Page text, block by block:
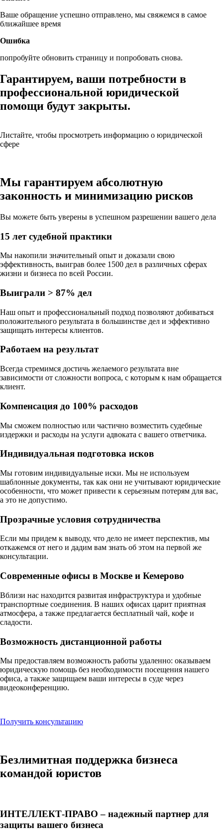
Ваше обращение успешно отправлено, мы свяжемся в самое
ближайшее время
Ошибка
попробуйте обновить страницу и попробовать снова.
Гарантируем, ваши потребности в
профессиональной юридической
помощи будут закрыты.
Листайте, чтобы просмотреть информацию о юридической
сфере
Мы гарантируем абсолютную
законность и минимизацию рисков
Вы можете быть уверены в успешном разрешении вашего дела
15 лет судебной практики
Мы накопили значительный опыт и доказали свою
эффективность, выиграв более 1500 дел в различных сферах
жизни и бизнеса по всей России.
Выиграли > 87% дел
Наш опыт и профессиональный подход позволяют добиваться
положительного результата в большинстве дел и эффективно
защищать интересы клиентов.
Работаем на результат
Всегда стремимся достичь желаемого результата вне
зависимости от сложности вопроса, с которым к нам обращается
клиент.
Компенсация до 100% расходов
Мы сможем полностью или частично возместить судебные
издержки и расходы на услуги адвоката с вашего ответчика.
Индивидуальная подготовка исков
Мы готовим индивидуальные иски. Мы не используем
шаблонные документы, так как они не учитывают юридические
особенности, что может привести к серьезным потерям для вас,
а это не допустимо.
Прозрачные условия сотрудничества
Если мы придем к выводу, что дело не имеет перспектив, мы
откажемся от него и дадим вам знать об этом на первой же
консультации.
Современные офисы в Москве и Кемерово
Вблизи нас находится развитая инфраструктура и удобные
транспортные соединения. В наших офисах царит приятная
атмосфера, а также предлагается бесплатный чай, кофе и
сладости.
Возможность дистанционной работы
Мы предоставляем возможность работы удаленно: оказываем
юридическую помощь без необходимости посещения нашего
офиса, а также защищаем ваши интересы в суде через
видеоконференцию.
Получить консультацию
Безлимитная поддержка бизнеса
командой юристов
ИНТЕЛЛЕКТ-ПРАВО – надежный партнер для
защиты вашего бизнеса